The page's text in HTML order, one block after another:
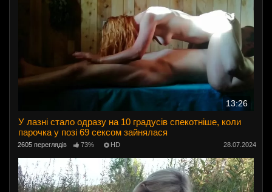
13:26
У лазні стало одразу на 10 градусів спекотніше, коли
парочка у позі 69 сексом зайнялася
2605 переглядів 73% HD 28.07.2024